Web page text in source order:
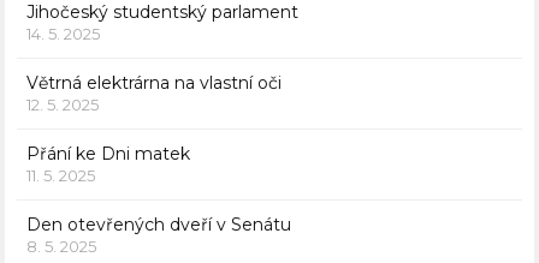
Jihočeský studentský parlament
14. 5. 2025
Větrná elektrárna na vlastní oči
12. 5. 2025
Přání ke Dni matek
11. 5. 2025
Den otevřených dveří v Senátu
8. 5. 2025